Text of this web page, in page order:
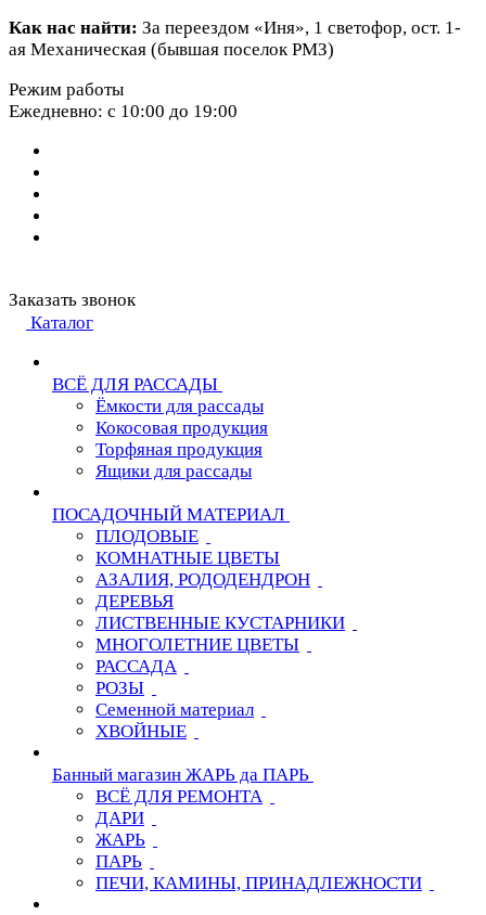
Как нас найти: За переездом «Иня», 1 светофор, ост. 1-
ая Механическая (бывшая поселок РМЗ)
Режим работы
Ежедневно: с 10:00 до 19:00
Заказать звонок
Каталог
ВСЁ ДЛЯ РАССАДЫ
Ёмкости для рассады
Кокосовая продукция
Торфяная продукция
Ящики для рассады
ПОСАДОЧНЫЙ МАТЕРИАЛ
ПЛОДОВЫЕ
КОМНАТНЫЕ ЦВЕТЫ
АЗАЛИЯ, РОДОДЕНДРОН
ДЕРЕВЬЯ
ЛИСТВЕННЫЕ КУСТАРНИКИ
МНОГОЛЕТНИЕ ЦВЕТЫ
РАССАДА
РОЗЫ
Семенной материал
ХВОЙНЫЕ
Банный магазин ЖАРЬ да ПАРЬ
ВСЁ ДЛЯ РЕМОНТА
ДАРИ
ЖАРЬ
ПАРЬ
ПЕЧИ, КАМИНЫ, ПРИНАДЛЕЖНОСТИ